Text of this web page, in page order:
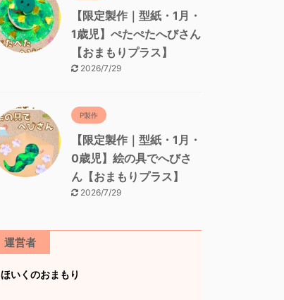
【限定製作｜型紙・1月・
1歳児】ぺたぺたへびさん
【おまもりプラス】
2026/7/29
P製作
【限定製作｜型紙・1月・
0歳児】絵の具でへびさ
ん【おまもりプラス】
2026/7/29
運営者
ほいくのおまもり